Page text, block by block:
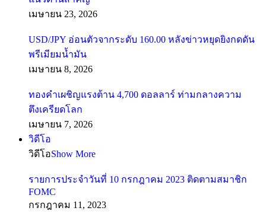
เมษายน 23, 2026
USD/JPY อ่อนตัวจากระดับ 160.00 หลังข่าวหยุดยิงกดดัน
พรีเมียมน้ำมัน
เมษายน 8, 2026
ทองคำเผชิญแรงต้าน 4,700 ดอลลาร์ ท่ามกลางความ
ตึงเครียดโลก
เมษายน 7, 2026
วิดีโอ
วิดีโอShow More
รายการประจำวันที่ 10 กรกฎาคม 2023 ติดตามสมาชิก
FOMC
กรกฎาคม 11, 2023